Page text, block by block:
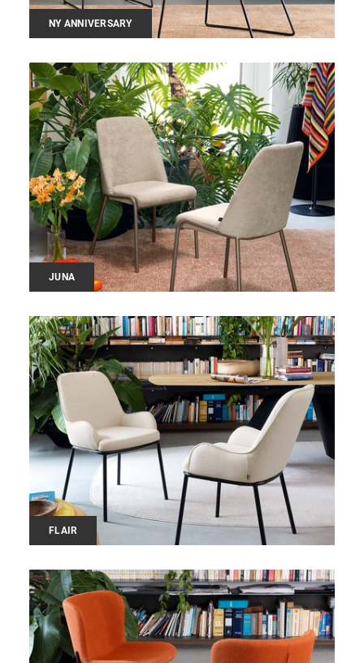
NY ANNIVERSARY
JUNA
FLAIR